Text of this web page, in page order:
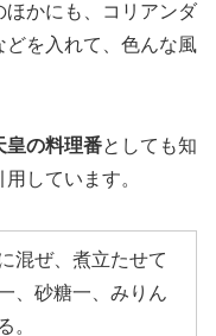
かにも、コリアンダ
を入れて、色んな風
皇の料理番としても知
しています。
混ぜ、煮立たせて
、砂糖一、みりん
。